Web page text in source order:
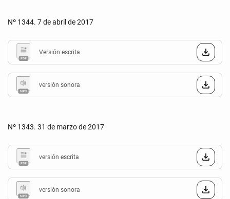
Nº 1344. 7 de abril de 2017
Versión escrita
versión sonora
Nº 1343. 31 de marzo de 2017
versión escrita
versión sonora